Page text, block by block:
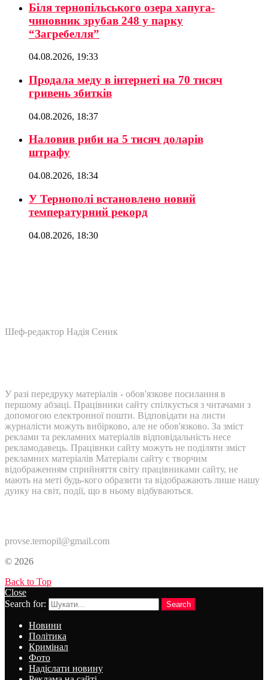
Біля тернопільського озера хапуга-
чиновник зрубав 248 у парку
“Загребелля”
04.08.2026, 19:33
Продала меду в інтернеті на 70 тисяч
гривень збитків
04.08.2026, 18:37
Наловив риби на 5 тисяч доларів
штрафу
04.08.2026, 18:34
У Тернополі встановлено новий
температурний рекорд
04.08.2026, 18:30
Шеф-редактор Надія Сеник
У разі передруку матеріалів - обов'язкове посилання в
першому абзаці. Працівники сайту спілкується з читачами з
допомогою електронної пошти. Відповідати на листи
журналісти можуть вибірково, але не обов'язково. За зміст
реклами та рекламних матеріалів відповідальність несе
рекламодавець. Працівнки сайту можуть не поділяти зміст
рекламних матеріалів Матеріали сайту є творчим
відображенням сприйняття світу працівниками сайту, не
мають на меті будь-кого образити та відображають лише нашу
дуику на світ, події, що в ньому відбуваються.
provse.ternopil@gmail.com
© 2026
Back to Top
Close
Search for:
Search
Новини
Політика
Кримінал
Фото
Надіслати новину